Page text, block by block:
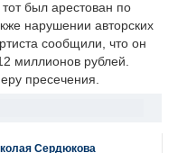
был арестован по
нарушении авторских
сообщили, что он
миллионов рублей.
пресечения.
Сердюкова